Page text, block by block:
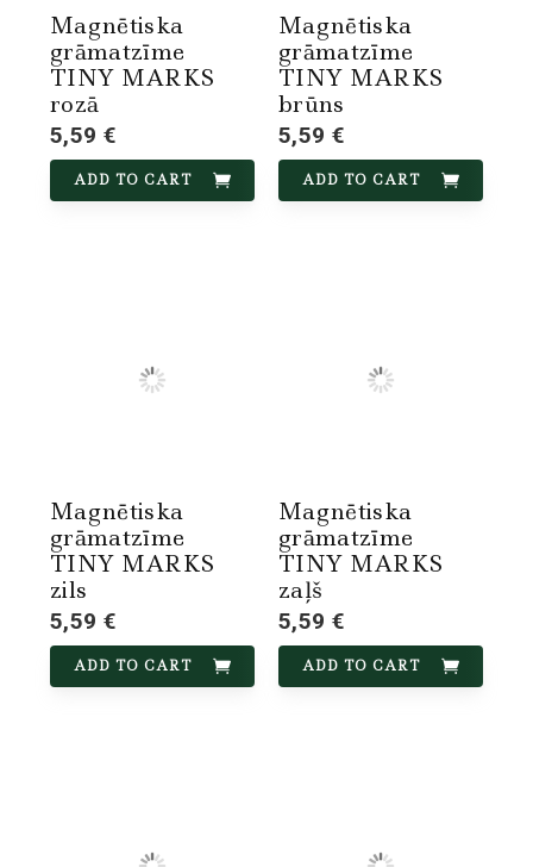
Magnētiska
grāmatzīme
TINY MARKS
rozā
5,59 €
ADD TO CART
Magnētiska
grāmatzīme
TINY MARKS
brūns
5,59 €
ADD TO CART
Magnētiska
grāmatzīme
TINY MARKS
zils
5,59 €
ADD TO CART
Magnētiska
grāmatzīme
TINY MARKS
zaļš
5,59 €
ADD TO CART